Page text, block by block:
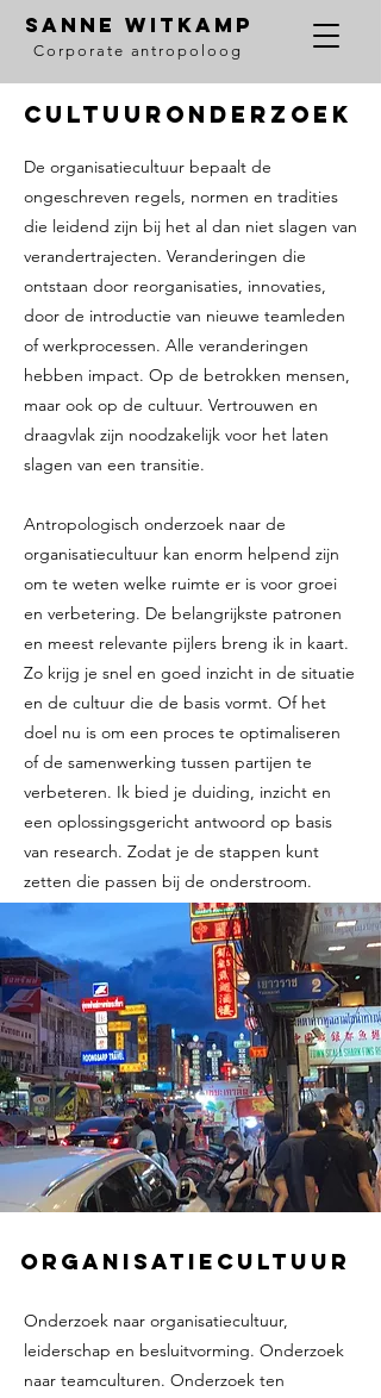
SANNE WITKAMP
Corporate antropoloog
Cultuuronderzoek
De organisatiecultuur bepaalt de
ongeschreven regels, normen en tradities
die leidend zijn bij het al dan niet slagen van
verandertrajecten. Veranderingen die
ontstaan door reorganisaties, innovaties,
door de introductie van nieuwe teamleden
of werkprocessen. Alle veranderingen
hebben impact. Op de betrokken mensen,
maar ook op de cultuur. Vertrouwen en
draagvlak zijn noodzakelijk voor het laten
slagen van een transitie.
Antropologisch onderzoek naar de
organisatiecultuur kan enorm helpend zijn
om te weten welke ruimte er is voor groei
en verbetering. De belangrijkste patronen
en meest relevante pijlers breng ik in kaart.
Zo krijg je snel en goed inzicht in de situatie
en de cultuur die de basis vormt. Of het
doel nu is om een proces te optimaliseren
of de samenwerking tussen partijen te
verbeteren. Ik bied je duiding, inzicht en
een oplossingsgericht antwoord op basis
van research. Zodat je de stappen kunt
zetten die passen bij de onderstroom.
organisatiecultuur
Onderzoek naar organisatiecultuur,
leiderschap en besluitvorming. Onderzoek
naar teamculturen. Onderzoek ten